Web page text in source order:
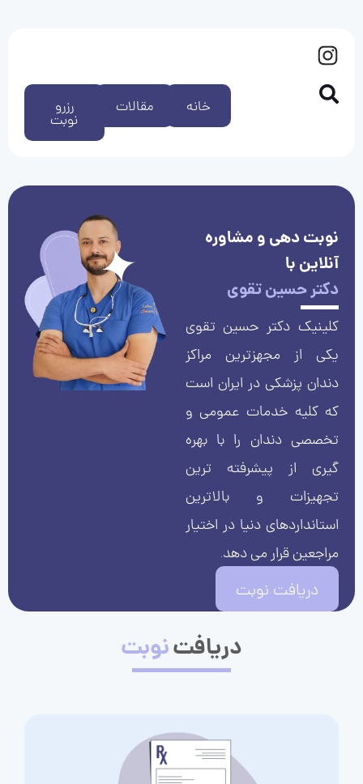
رزرو
نوبت
مقالات خانه
نوبت دهی و مشاوره
آنلاین با
دکتر حسین تقوی
کلینیک دکتر حسین تقوی
یکی از مجهزترین مراکز
دندان پزشکی در ایران است
که کلیه خدمات عمومی و
تخصصی دندان را با بهره
گیری از پیشرفته ترین
تجهیزات و بالاترین
استانداردهای دنیا در اختیار
مراجعین قرار می دهد.
دریافت نوبت
دریافتنوبت